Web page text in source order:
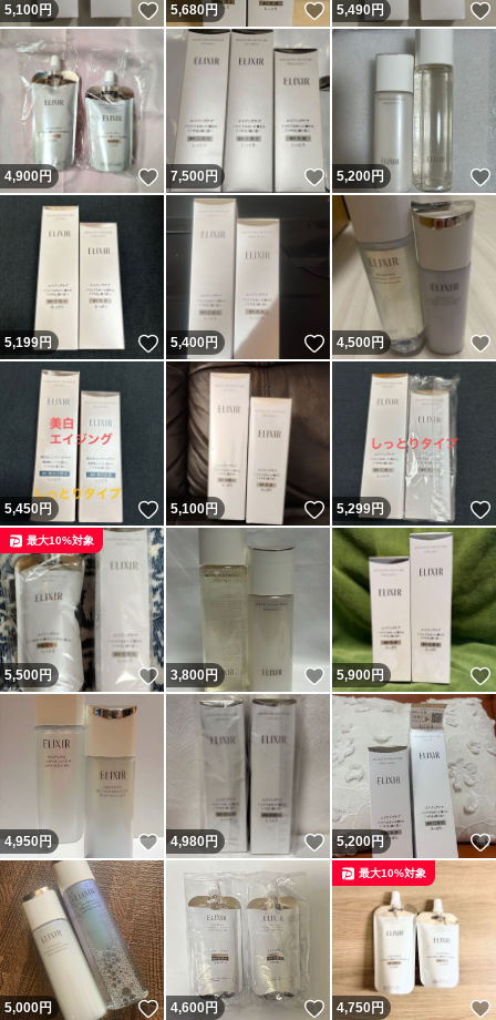
5,100円 いいね！
5,680円 いいね！
5,490円
4,900円 いいね！
7,500円 いいね！
5,200円
5,199円 いいね！
5,400円 いいね！
4,500円
5,450円 いいね！
5,100円 いいね！
5,299円
5,500円 いいね！
最大10%対象
3,800円 いいね！
5,900円
4,950円 いいね！
4,980円 いいね！
5,200円
5,000円 いいね！
4,600円 いいね！
4,750円
最大10%対象